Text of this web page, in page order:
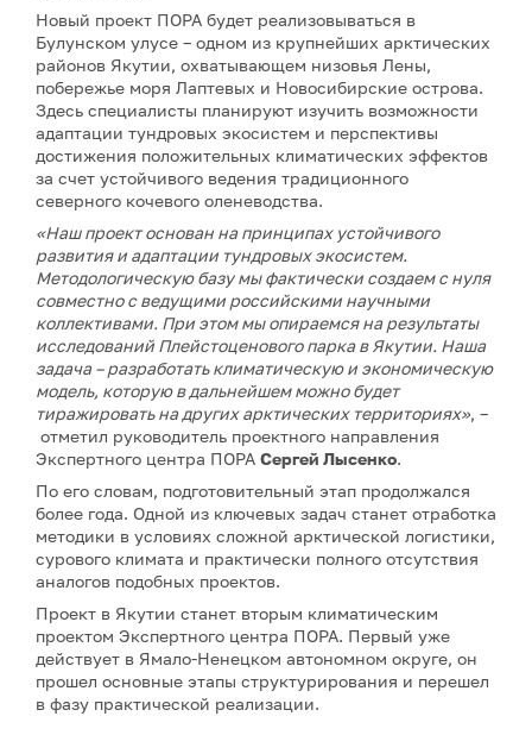
Новый проект ПОРА будет реализовываться в
Булунском улусе – одном из крупнейших арктических
районов Якутии, охватывающем низовья Лены,
побережье моря Лаптевых и Новосибирские острова.
Здесь специалисты планируют изучить возможности
адаптации тундровых экосистем и перспективы
достижения положительных климатических эффектов
за счет устойчивого ведения традиционного
северного кочевого оленеводства.
«Наш проект основан на принципах устойчивого
развития и адаптации тундровых экосистем.
Методологическую базу мы фактически создаем с нуля
совместно с ведущими российскими научными
коллективами. При этом мы опираемся на результаты
исследований Плейстоценового парка в Якутии. Наша
задача – разработать климатическую и экономическую
модель, которую в дальнейшем можно будет
тиражировать на других арктических территориях», –
отметил руководитель проектного направления
Экспертного центра ПОРА Сергей Лысенко.
По его словам, подготовительный этап продолжался
более года. Одной из ключевых задач станет отработка
методики в условиях сложной арктической логистики,
сурового климата и практически полного отсутствия
аналогов подобных проектов.
Проект в Якутии станет вторым климатическим
проектом Экспертного центра ПОРА. Первый уже
действует в Ямало-Ненецком автономном округе, он
прошел основные этапы структурирования и перешел
в фазу практической реализации.